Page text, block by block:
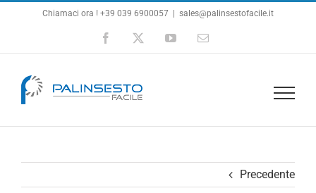
Chiamaci ora ! +39 039 6900057 sales@palinsestofacile.it
Facebook YouTubeEmail
Precedente